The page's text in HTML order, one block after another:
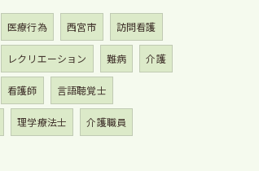
医療行為 西宮市 訪問看護
レクリエーション 難病 介護
看護師 言語聴覚士
理学療法士 介護職員